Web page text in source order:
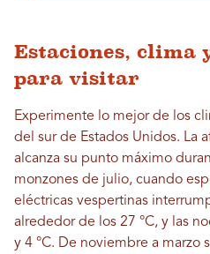
Estaciones, clima
para visitar
Experimente lo mejor de los
del sur de Estados Unidos. La
alcanza su punto máximo
monzones de julio, cuando
eléctricas vespertinas
alrededor de los 27 °C, y las
y 4 °C. De noviembre a marzo